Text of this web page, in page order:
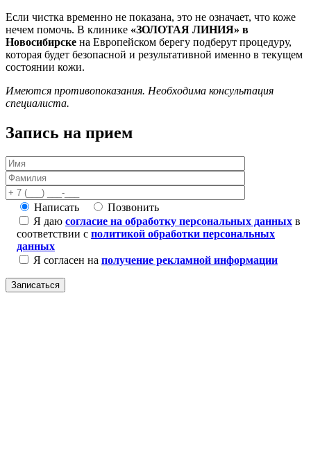
Если чистка временно не показана, это не означает, что коже
нечем помочь. В клинике «ЗОЛОТАЯ ЛИНИЯ» в
Новосибирске на Европейском берегу подберут процедуру,
которая будет безопасной и результативной именно в текущем
состоянии кожи.
Имеются противопоказания. Необходима консультация
специалиста.
Запись на прием
Написать
Позвонить
Я даю согласие на обработку персональных данных в
соответствии с политикой обработки персональных
данных
Я согласен на получение рекламной информации